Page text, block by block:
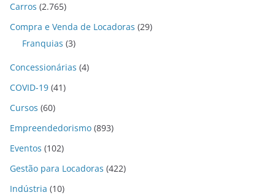
Carros (2.765)
Compra e Venda de Locadoras (29)
Franquias (3)
Concessionárias (4)
COVID-19 (41)
Cursos (60)
Empreendedorismo (893)
Eventos (102)
Gestão para Locadoras (422)
Indústria (10)